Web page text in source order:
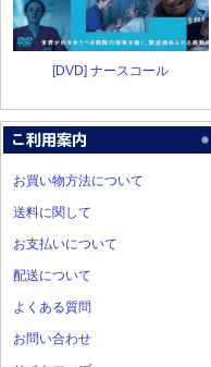
[DVD] ナースコール
お買い物方法について
送料に関して
お支払いについて
配送について
よくある質問
お問い合わせ